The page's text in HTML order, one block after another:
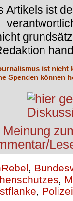
Artikels ist
ist nicht
Spenden können
Polizei